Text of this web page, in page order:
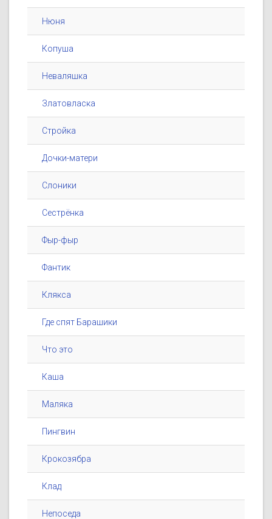
Нюня
Копуша
Неваляшка
Златовласка
Стройка
Дочки-матери
Слоники
Сестрёнка
Фыр-фыр
Фантик
Клякса
Где спят Барашики
Что это
Каша
Маляка
Пингвин
Крокозябра
Клад
Непоседа